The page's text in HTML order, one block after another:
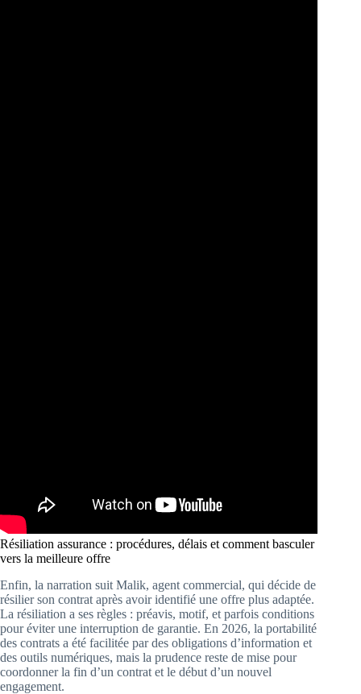
Résiliation assurance : procédures, délais et comment basculer
vers la meilleure offre
Enfin, la narration suit Malik, agent commercial, qui décide de
résilier son contrat après avoir identifié une offre plus adaptée.
La résiliation a ses règles : préavis, motif, et parfois conditions
pour éviter une interruption de garantie. En 2026, la portabilité
des contrats a été facilitée par des obligations d’information et
des outils numériques, mais la prudence reste de mise pour
coordonner la fin d’un contrat et le début d’un nouvel
engagement.